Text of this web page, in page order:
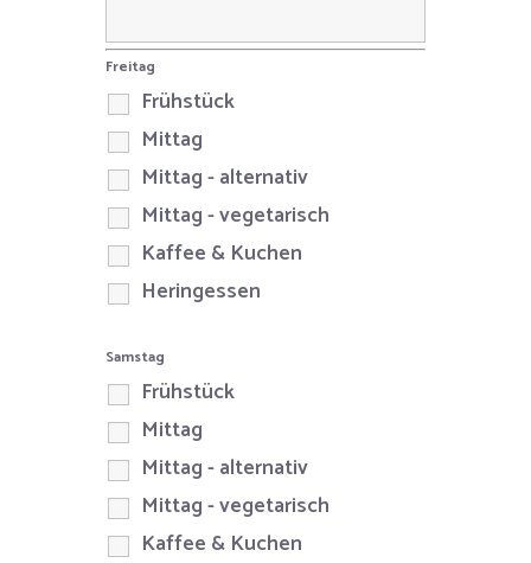
Freitag
Frühstück
Mittag
Mittag - alternativ
Mittag - vegetarisch
Kaffee & Kuchen
Heringessen
Samstag
Frühstück
Mittag
Mittag - alternativ
Mittag - vegetarisch
Kaffee & Kuchen